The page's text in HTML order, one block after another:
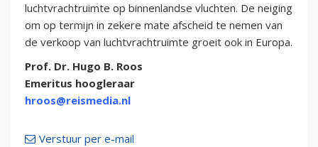
luchtvrachtruimte op binnenlandse vluchten. De neiging
om op termijn in zekere mate afscheid te nemen van
de verkoop van luchtvrachtruimte groeit ook in Europa.
Prof. Dr. Hugo B. Roos
Emeritus hoogleraar
hroos@reismedia.nl
Verstuur per e-mail